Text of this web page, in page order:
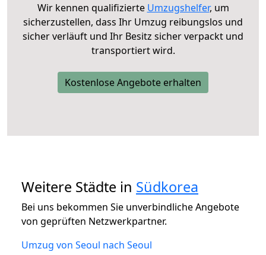
Wir kennen qualifizierte Umzugshelfer, um
sicherzustellen, dass Ihr Umzug reibungslos und
sicher verläuft und Ihr Besitz sicher verpackt und
transportiert wird.
Kostenlose Angebote erhalten
Weitere Städte in Südkorea
Bei uns bekommen Sie unverbindliche Angebote
von geprüften Netzwerkpartner.
Umzug von Seoul nach Seoul